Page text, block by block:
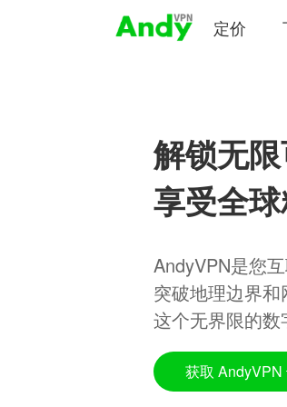
定价
解锁无限
享受全球
AndyVPN是您
突破地理边界
这个无界限的数
获取 AndyVPN